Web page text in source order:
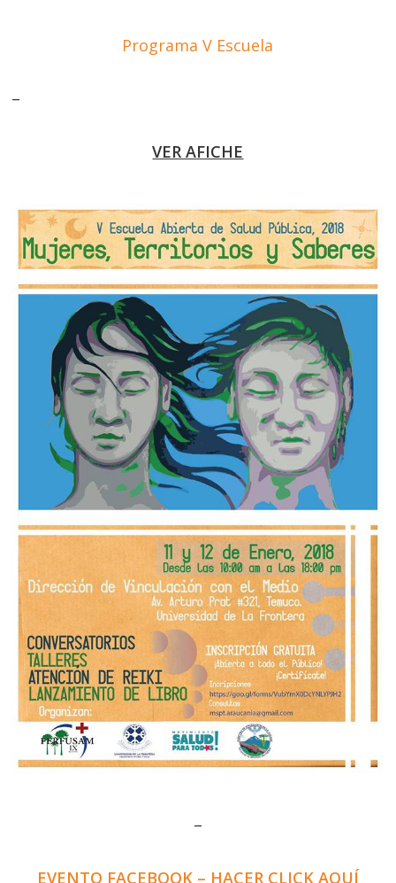
Programa V Escuela
–
VER AFICHE
–
EVENTO FACEBOOK – HACER CLICK AQUÍ